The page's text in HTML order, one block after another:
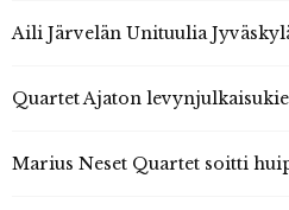
Aili Järvelän Unituulia
Quartet Ajaton
Marius Neset Quartet soitti